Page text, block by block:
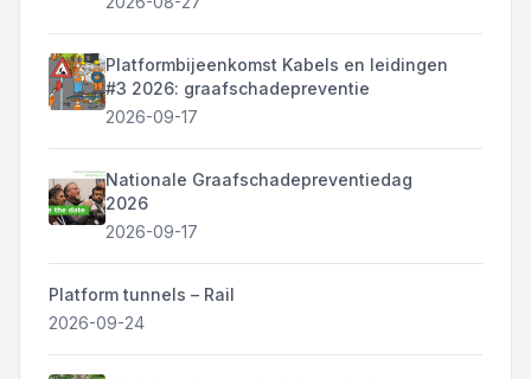
Platformbijeenkomst Kabels en leidingen
#3 2026: graafschadepreventie
2026-09-17
Nationale Graafschadepreventiedag
2026
2026-09-17
Platform tunnels – Rail
2026-09-24